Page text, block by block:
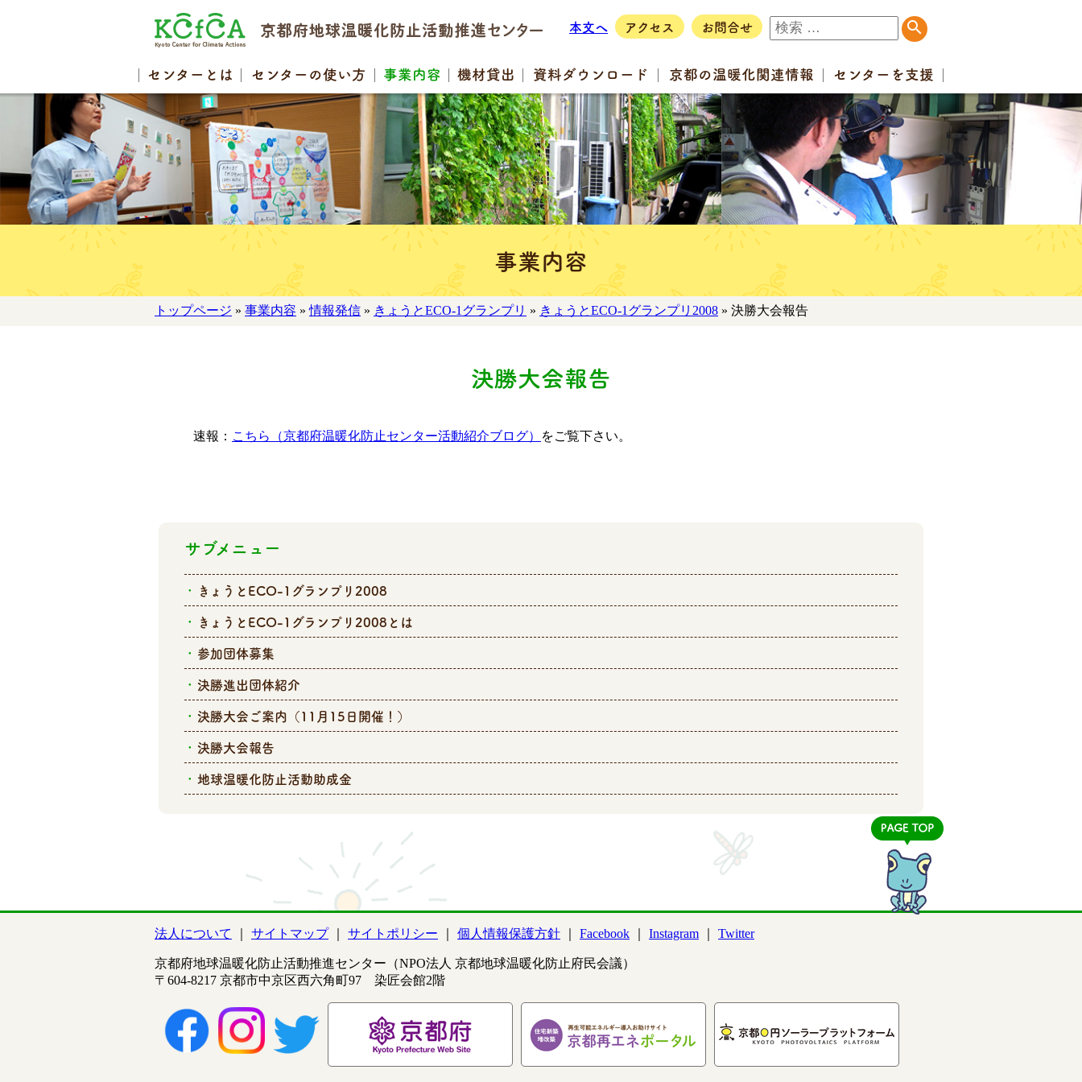
本文へ アクセス お問合せ
センター とは センターの使い方 事業内容 機材貸出 資料ダウンロード 京都の温暖化関連情報 センター を支援
事業内容
トップページ » 事業内容 »情報発信 » きょうとECO-1グランプリ » きょうとECO-1グランプリ2008 » 決勝大会報告
決勝大会報告
速報： こちら（京都府温暖化防止センター活動紹介ブログ） をご覧下さい。
サブメニュー
きょうとECO-1グランプリ2008
きょうとECO-1グランプリ2008とは
参加団体募集
決勝進出団体紹介
決勝大会ご案内（11月15日開催！）
決勝大会報告
地球温暖化防止活動助成金
法人について サイトマップ サイトポリシー 個人情報保護方針 Facebook Instagram Twitter
京都府地球温暖化防止活動推進センター（NPO法人 京都地球温暖化防止府民会議）
〒604-8217 京都市中京区西六角町97 染匠会館2階